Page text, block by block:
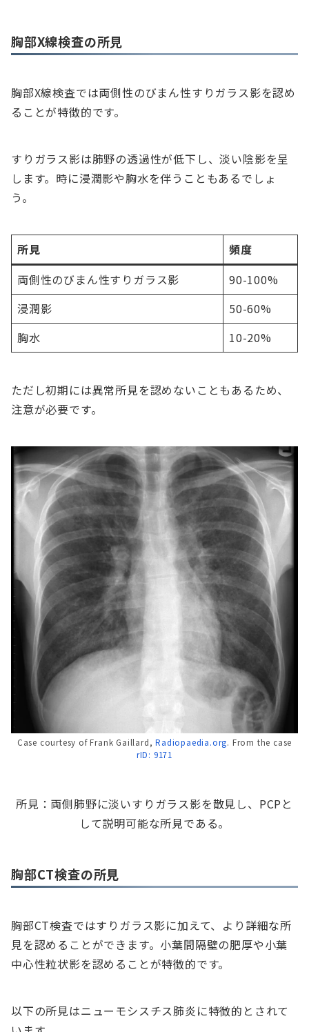
胸部X線検査の所見
胸部X線検査では両側性のびまん性すりガラス影を認め
ることが特徴的です。
すりガラス影は肺野の透過性が低下し、淡い陰影を呈
します。時に浸潤影や胸水を伴うこともあるでしょ
う。
所見
頻度
両側性のびまん性すりガラス影
90-100%
浸潤影
50-60%
胸水
10-20%
ただし初期には異常所見を認めないこともあるため、
注意が必要です。
Case courtesy of Frank Gaillard,Radiopaedia.org. From the case
rID: 9171
所見：両側肺野に淡いすりガラス影を散見し、PCPと
して説明可能な所見である。
胸部CT検査の所見
胸部CT検査ではすりガラス影に加えて、より詳細な所
見を認めることができます。小葉間隔壁の肥厚や小葉
中心性粒状影を認めることが特徴的です。
以下の所見はニューモシスチス肺炎に特徴的とされて